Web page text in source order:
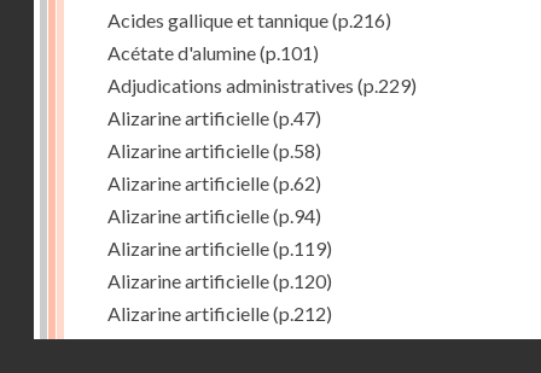
Acides gallique et tannique(p.216)
Acétate d'alumine(p.101)
Adjudications administratives (p.229)
Alizarine artificielle(p.47)
Alizarine artificielle(p.58)
Alizarine artificielle(p.62)
Alizarine artificielle(p.94)
Alizarine artificielle(p.119)
Alizarine artificielle(p.120)
Alizarine artificielle(p.212)
Alizarine artificielle(p.256)